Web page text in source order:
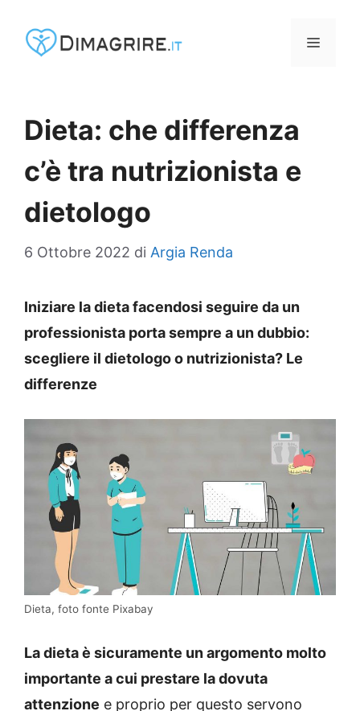
MENU
Dieta: che differenza
c’è tra nutrizionista e
dietologo
6 Ottobre 2022 di Argia Renda
Iniziare la dieta facendosi seguire da un
professionista porta sempre a un dubbio:
scegliere il dietologo o nutrizionista? Le
differenze
Dieta, foto fonte Pixabay
La dieta è sicuramente un argomento molto
importante a cui prestare la dovuta
attenzione e proprio per questo servono